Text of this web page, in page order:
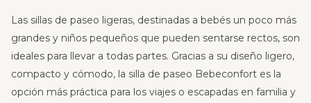
Las sillas de paseo ligeras, destinadas a bebés un poco más
grandes y niños pequeños que pueden sentarse rectos, son
ideales para llevar a todas partes. Gracias a su diseño ligero,
compacto y cómodo, la silla de paseo Bebeconfort es la
opción más práctica para los viajes o escapadas en familia y